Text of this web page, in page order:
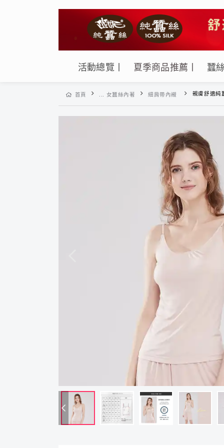
活動總覽丨 夏季商品推薦丨 蠶
首頁 ... 女蠶絲內著 細肩帶內襯 親膚舒適純蠶絲42針